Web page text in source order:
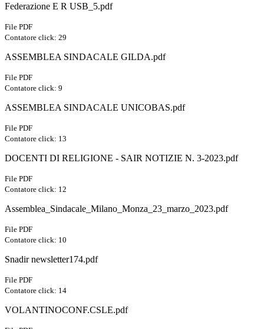
Federazione E R USB_5.pdf
File PDF
Contatore click: 29
ASSEMBLEA SINDACALE GILDA.pdf
File PDF
Contatore click: 9
ASSEMBLEA SINDACALE UNICOBAS.pdf
File PDF
Contatore click: 13
DOCENTI DI RELIGIONE - SAIR NOTIZIE N. 3-2023.pdf
File PDF
Contatore click: 12
Assemblea_Sindacale_Milano_Monza_23_marzo_2023.pdf
File PDF
Contatore click: 10
Snadir newsletter174.pdf
File PDF
Contatore click: 14
VOLANTINOCONF.CSLE.pdf